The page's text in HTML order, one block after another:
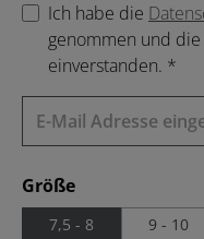
Ich habe die
genommen und die
einverstanden. *
Größeauswählen
7,5 - 8 9 - 10